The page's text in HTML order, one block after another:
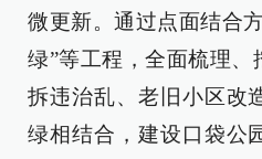
微更新。通过点面结合
绿”等工程，全面梳理、
拆违治乱、老旧小区改
绿相结合，建设口袋公